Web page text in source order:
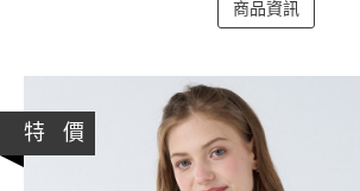
商品資訊
特 價